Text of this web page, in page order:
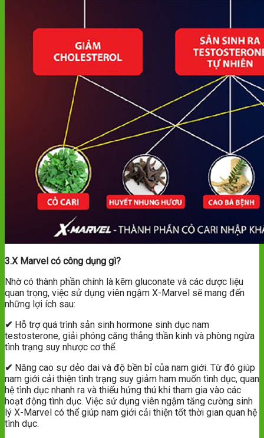
3.X Marvel có công dụng gì?
Nhờ có thành phần chính là kẽm gluconate và các dược liệu
quan trọng, việc sử dụng viên ngậm X-Marvel sẽ mang đến
những lợi ích sau:
✔ Hỗ trợ quá trình sản sinh hormone sinh dục nam
testosterone, giải phóng căng thẳng thần kinh và phòng ngừa
tình trạng suy nhược cơ thể.
✔ Năng cao sự dẻo dai và độ bền bỉ của nam giới. Từ đó giúp
nam giới cải thiện tình trạng suy giảm ham muốn tình dục, quan
hệ tình dục nhanh ra và thiếu hứng thú khi tham gia vào các
hoạt động tình dục. Việc sử dụng viên ngậm tăng cường sinh
lý X-Marvel có thể giúp nam giới cải thiện tốt thời gian quan hệ
tình dục.